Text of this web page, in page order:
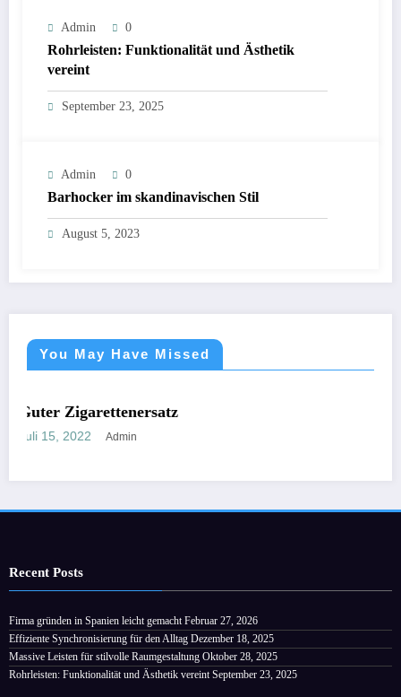
Admin 0
Rohrleisten: Funktionalität und Ästhetik
vereint
September 23, 2025
Admin 0
Barhocker im skandinavischen Stil
August 5, 2023
You May Have Missed
Admin
Recent Posts
Firma gründen in Spanien leicht gemacht Februar 27, 2026
Effiziente Synchronisierung für den Alltag Dezember 18, 2025
Massive Leisten für stilvolle Raumgestaltung Oktober 28, 2025
Rohrleisten: Funktionalität und Ästhetik vereint September 23, 2025